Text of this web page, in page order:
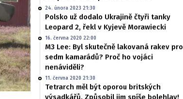
24. února 2023 21:30
Polsko už dodalo Ukrajině čtyři tanky
Leopard 2, řekl v Kyjevě Morawiecki
16. června 2020 22:00
M3 Lee: Byl skutečně lakovaná rakev pro
sedm kamarádů? Proč ho vojáci
nenáviděli?
11. června 2020 21:30
Tetrarch měl být oporou britských
výsadkářů. Způsobil jim spíše bolehlav!